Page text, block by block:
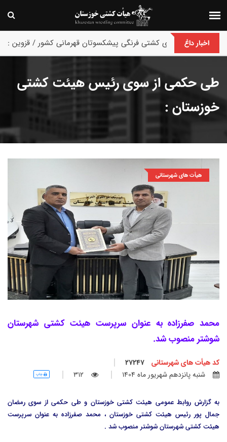
اخبار داغ
پایان رقابت های کشتی فرنگی پیشکسوتان قهرمانی کشور / قزوین :
طی حکمی از سوی رئیس هیئت کشتی
خوزستان :
هیأت های شهرستانی
محمد صفرزاده به عنوان سرپرست هیئت کشتی شهرستان
شوشتر منصوب شد.
کد هیأت های شهرستانی
شنبه پانزدهم شهريور ماه 1404
312 چاپ
به گزارش روابط عمومی هیئت کشتی خوزستان و طی حکمی از سوی رمضان
جمال پور رئیس هیئت کشتی خوزستان ، محمد صفرزاده به عنوان سرپرست
هیئت کشتی شهرستان شوشتر منصوب شد .